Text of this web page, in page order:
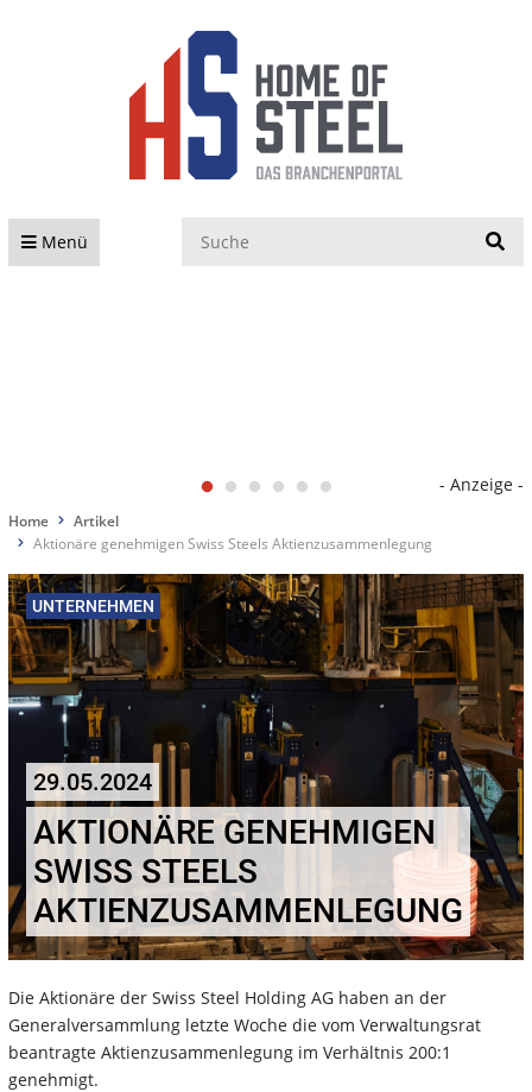
Menü
- Anzeige -
Home
Artikel
Aktionäre genehmigen Swiss Steels Aktienzusammenlegung
UNTERNEHMEN
29.05.2024
AKTIONÄRE GENEHMIGEN
SWISS STEELS
AKTIENZUSAMMENLEGUNG
Die Aktionäre der Swiss Steel Holding AG haben an der
Generalversammlung letzte Woche die vom Verwaltungsrat
beantragte Aktienzusammenlegung im Verhältnis 200:1
genehmigt.